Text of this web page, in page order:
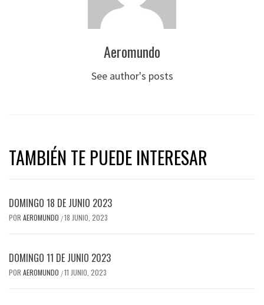
Aeromundo
See author's posts
TAMBIÉN TE PUEDE INTERESAR
DOMINGO 18 DE JUNIO 2023
POR AEROMUNDO /18 JUNIO, 2023
DOMINGO 11 DE JUNIO 2023
POR AEROMUNDO /11 JUNIO, 2023